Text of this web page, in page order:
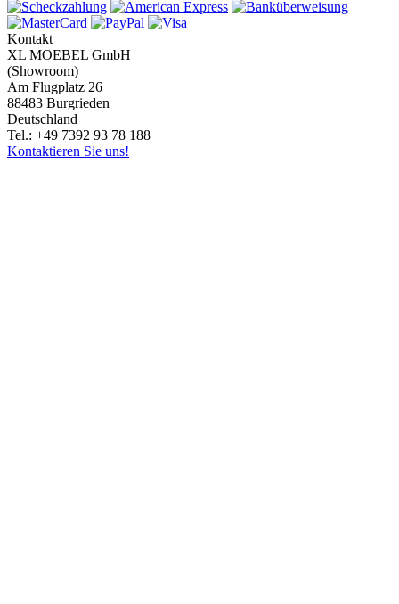
Kontakt
XL MOEBEL GmbH
(Showroom)
Am Flugplatz 26
88483 Burgrieden
Deutschland
Tel.: +49 7392 93 78 188
Kontaktieren Sie uns!